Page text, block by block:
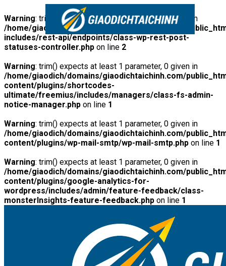
Warning: trim() expects at least 1 parameter, 0 given in
/home/giaodich/domains/giaodichtaichinh.com/
includes/rest-api/endpoints/class-wp-rest-post-
statuses-controller.php on line 2
Warning: trim() expects at least 1 parameter, 0 given in
/home/giaodich/domains/giaodichtaichinh.com/
content/plugins/shortcodes-
ultimate/freemius/includes/managers/class-fs-admin-
notice-manager.php on line 1
Warning: trim() expects at least 1 parameter, 0 given in
/home/giaodich/domains/giaodichtaichinh.com/
content/plugins/wp-mail-smtp/wp-mail-smtp.php on line 1
Warning: trim() expects at least 1 parameter, 0 given in
/home/giaodich/domains/giaodichtaichinh.com/
content/plugins/google-analytics-for-
wordpress/includes/admin/feature-feedback/class-
monsterInsights-feature-feedback.php on line 1